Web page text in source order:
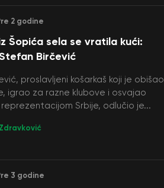
2 godine
Šopića sela se vratila kući:
Birčević
proslavljeni košarkaš koji je obišao
igrao za razne klubove i osvajao
Srbije, odlučio je...
3 godine